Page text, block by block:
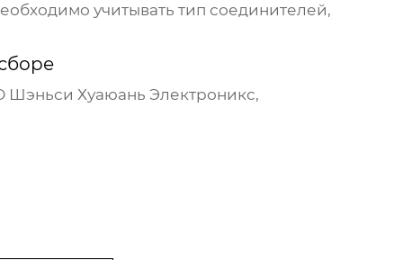
учитывать тип соединителей,
Шэньси Хуаюань Электроникс,